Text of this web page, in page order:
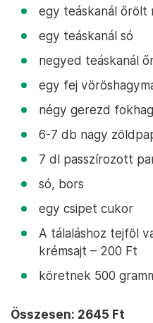
egy teáskanál őrölt
egy teáskanál só
negyed teáskanál
egy fej
négy gerezd
6-7 db nagy
7 dl passzírozott
só, bors
egy csipet cukor
A tálaláshoz tejföl
krémsajt – 200 Ft
köretnek 500
Összesen: 2645 Ft